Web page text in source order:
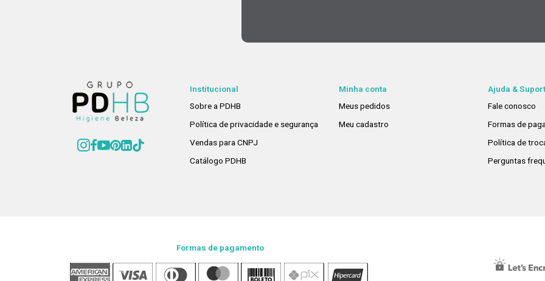
Institucional
Sobre a PDHB
Política de privacidade e segurança
Vendas para CNPJ
Catálogo PDHB
Minha conta
Meus pedidos
Meu cadastro
Ajuda &
Fale conosco
Formas de
Política de
Perguntas
Formas de pagamento